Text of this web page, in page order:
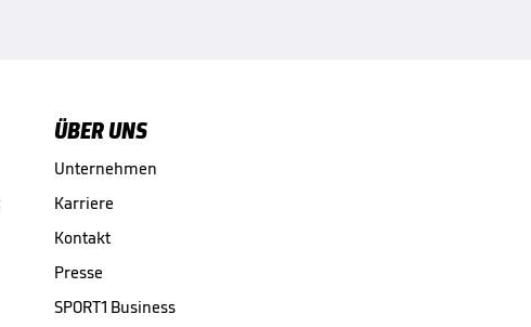
ÜBER UNS
Unternehmen
Karriere
Kontakt
Presse
SPORT1 Business